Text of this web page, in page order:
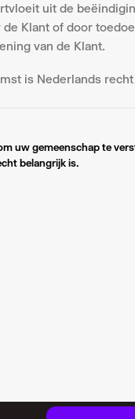
uit de
Klant of door
van de Klant.
is Nederlands recht
uw gemeenschap te
belangrijk is.